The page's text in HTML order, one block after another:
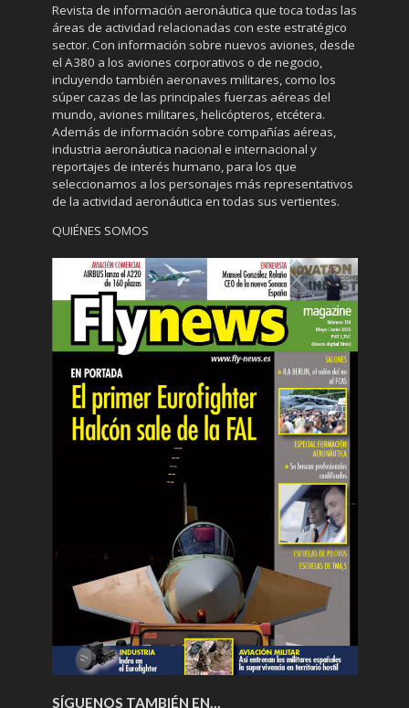
Revista de información aeronáutica que toca todas las
áreas de actividad relacionadas con este estratégico
sector. Con información sobre nuevos aviones, desde
el A380 a los aviones corporativos o de negocio,
incluyendo también aeronaves militares, como los
súper cazas de las principales fuerzas aéreas del
mundo, aviones militares, helicópteros, etcétera.
Además de información sobre compañías aéreas,
industria aeronáutica nacional e internacional y
reportajes de interés humano, para los que
seleccionamos a los personajes más representativos
de la actividad aeronáutica en todas sus vertientes.
QUIÉNES SOMOS
SÍGUENOS TAMBIÉN EN…